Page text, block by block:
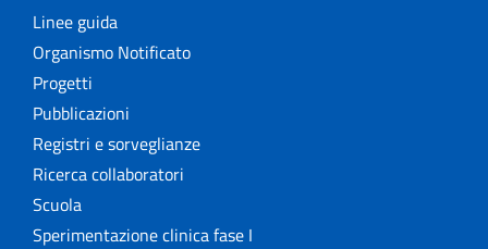
Linee guida
Organismo Notificato
Progetti
Pubblicazioni
Registri e sorveglianze
Ricerca collaboratori
Scuola
Sperimentazione clinica fase I